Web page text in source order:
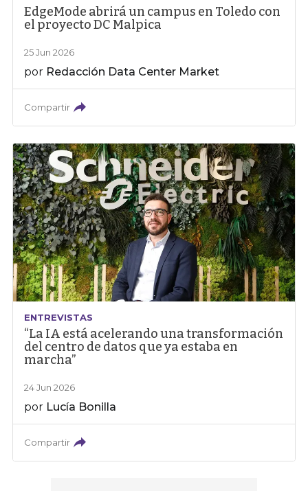
EdgeMode abrirá un campus en Toledo con
el proyecto DC Malpica
25 Jun 2026
por Redacción Data Center Market
Compartir
ENTREVISTAS
“La IA está acelerando una transformación
del centro de datos que ya estaba en
marcha”
24 Jun 2026
por Lucía Bonilla
Compartir